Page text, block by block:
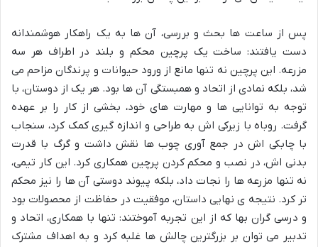
پس از ساعت ها بحث و بررسی، آن ها به یک راهکار هوشمندانه
دست یافتند: ساخت یک پرچین محکم و بلند در اطراف هر سه
مزرعه. این پرچین نه تنها مانع از ورود حیوانات و پرندگان مزاحم می
شد، بلکه نمادی از اتحاد و همبستگی آن ها بود. هر یک از دوستان، با
توجه به توانایی ها و مهارت های خود، بخشی از کار را بر عهده
گرفت. روباه با زیرکی اش به طراحی و اندازه گیری کمک کرد، سنجاب
با چابکی اش در جمع آوری چوب ها نقش داشت و گرگ با قدرت
بدنی اش، در نصب و محکم کردن پرچین همکاری کرد. این کار تیمی،
نه تنها مزرعه ها را نجات داد، بلکه پیوند دوستی آن ها را نیز محکم
تر کرد. نتیجه ی نهایی داستان، موفقیت در حفاظت از محصولات بود
و درسی گران بها که از این تجربه آموختند: تنها با همکاری، اتحاد و
تدبیر می توان بر بزرگترین چالش ها غلبه کرد و به اهداف مشترک